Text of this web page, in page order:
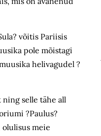
võitis Pariisis
pole mõistagi
helivagudel ?
ning selle tähe all
?Paulus?
meie